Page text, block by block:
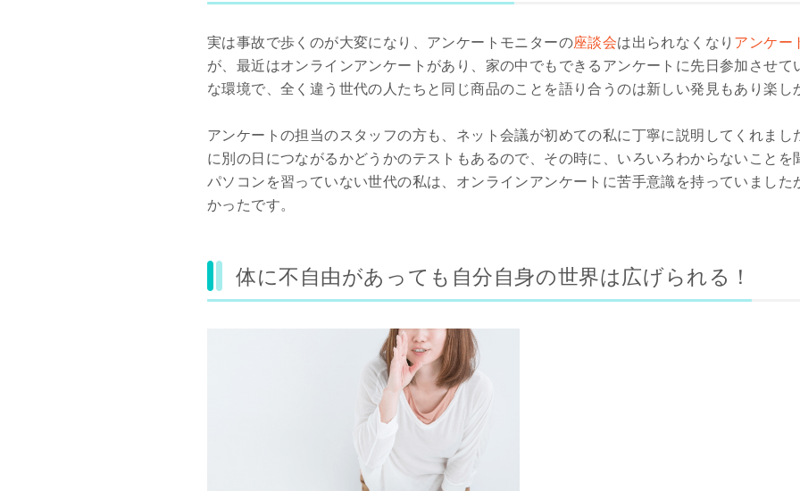
実は事故で歩くのが大変になり、アンケートモニターの座談会は出られなくなり アンケー
が、最近はオンラインアンケートがあり、家の中でもできるアンケートに先日参加させて
な環境で、全く違う世代の人たちと同じ商品のことを語り合うのは新しい発見もあり楽し
アンケートの担当のスタッフの方も、ネット会議が初めての私に丁寧に説明してくれまし
に別の日につながるかどうかのテストもあるので、その時に、いろいろわからないことを
パソコンを習っていない世代の私は、オンラインアンケートに苦手意識を持っていました
かったです。
体に不自由があっても自分自身の世界は広げられる！